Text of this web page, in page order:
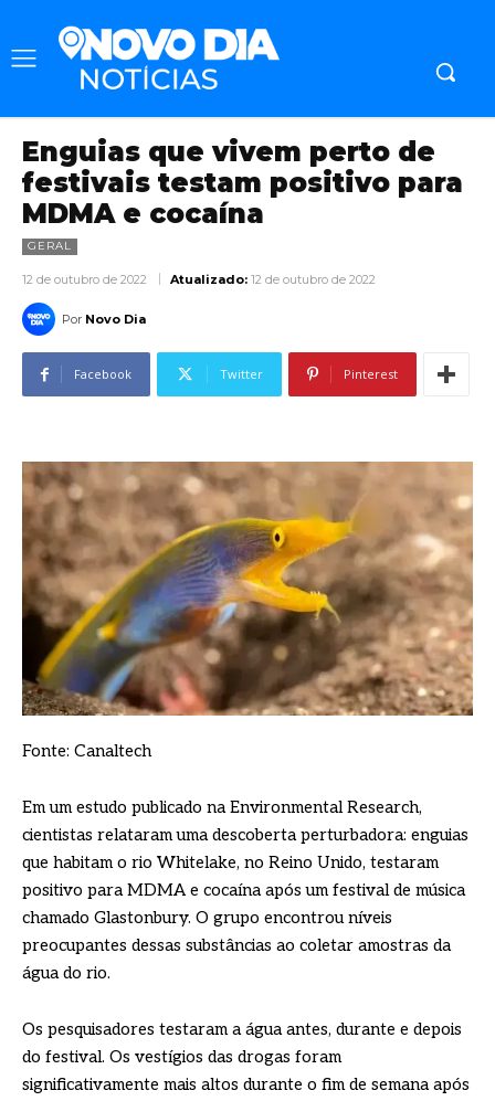
Enguias que vivem perto de
festivais testam positivo para
MDMA e cocaína
GERAL
12 de outubro de 2022 Atualizado: 12 de outubro de 2022
Por Novo Dia
Facebook Twitter Pinterest
Fonte: Canaltech
Em um estudo publicado na Environmental Research,
cientistas relataram uma descoberta perturbadora: enguias
que habitam o rio Whitelake, no Reino Unido, testaram
positivo para MDMA e cocaína após um festival de música
chamado Glastonbury. O grupo encontrou níveis
preocupantes dessas substâncias ao coletar amostras da
água do rio.
Os pesquisadores testaram a água antes, durante e depois
do festival. Os vestígios das drogas foram
significativamente mais altos durante o fim de semana após